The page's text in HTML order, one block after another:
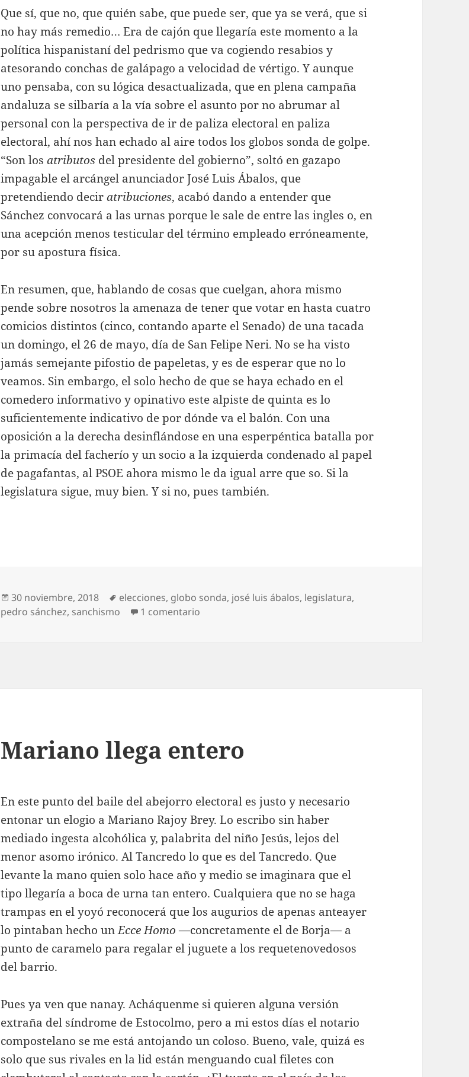
Que sí, que no, que quién sabe, que puede ser, que ya se verá, que si
no hay más remedio… Era de cajón que llegaría este momento a la
política hispanistaní del pedrismo que va cogiendo resabios y
atesorando conchas de galápago a velocidad de vértigo. Y aunque
uno pensaba, con su lógica desactualizada, que en plena campaña
andaluza se silbaría a la vía sobre el asunto por no abrumar al
personal con la perspectiva de ir de paliza electoral en paliza
electoral, ahí nos han echado al aire todos los globos sonda de golpe.
“Son losatributos del presidente del gobierno”, soltó en gazapo
impagable el arcángel anunciador José Luis Ábalos, que
pretendiendo deciratribuciones, acabó dando a entender que
Sánchez convocará a las urnas porque le sale de entre las ingles o, en
una acepción menos testicular del término empleado erróneamente,
por su apostura física.
En resumen, que, hablando de cosas que cuelgan, ahora mismo
pende sobre nosotros la amenaza de tener que votar en hasta cuatro
comicios distintos (cinco, contando aparte el Senado) de una tacada
un domingo, el 26 de mayo, día de San Felipe Neri. No se ha visto
jamás semejante pifostio de papeletas, y es de esperar que no lo
veamos. Sin embargo, el solo hecho de que se haya echado en el
comedero informativo y opinativo este alpiste de quinta es lo
suficientemente indicativo de por dónde va el balón. Con una
oposición a la derecha desinflándose en una esperpéntica batalla por
la primacía del facherío y un socio a la izquierda condenado al papel
de pagafantas, al PSOE ahora mismo le da igual arre que so. Si la
legislatura sigue, muy bien. Y si no, pues también.
Publicado
el
30 noviembre, 2018 Etiquetas
elecciones, globo sonda, josé luis ábalos, legislatura,
pedro sánchez, sanchismo 1 comentario
Mariano llega entero
En este punto del baile del abejorro electoral es justo y necesario
entonar un elogio a Mariano Rajoy Brey. Lo escribo sin haber
mediado ingesta alcohólica y, palabrita del niño Jesús, lejos del
menor asomo irónico. Al Tancredo lo que es del Tancredo. Que
levante la mano quien solo hace año y medio se imaginara que el
tipo llegaría a boca de urna tan entero. Cualquiera que no se haga
trampas en el yoyó reconocerá que los augurios de apenas anteayer
lo pintaban hecho unEcce Homo —concretamente el de Borja— a
punto de caramelo para regalar el juguete a los requetenovedosos
del barrio.
Pues ya ven que nanay. Acháquenme si quieren alguna versión
extraña del síndrome de Estocolmo, pero a mi estos días el notario
compostelano se me está antojando un coloso. Bueno, vale, quizá es
solo que sus rivales en la lid están menguando cual filetes con